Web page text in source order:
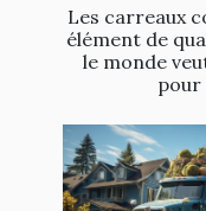
Les carreaux
élément de
le monde
pour